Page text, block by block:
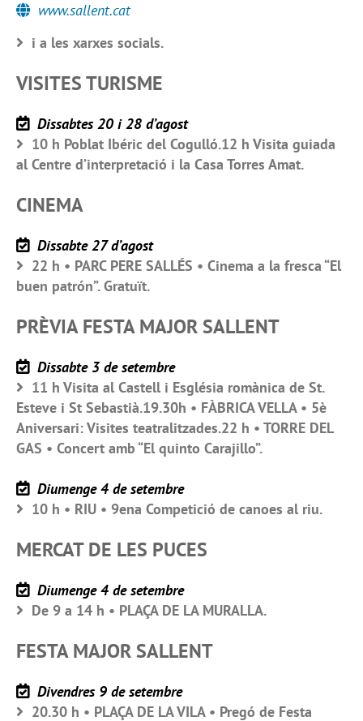
www.sallent.cat
i a les xarxes socials.
VISITES TURISME
Dissabtes 20 i 28 d’agost
10 h Poblat Ibéric del Cogulló.12 h Visita guiada
al Centre d’interpretació i la Casa Torres Amat.
CINEMA
Dissabte 27 d’agost
22 h • PARC PERE SALLÉS • Cinema a la fresca “El
buen patrón”. Gratuït.
PRÈVIA FESTA MAJOR SALLENT
Dissabte 3 de setembre
11 h Visita al Castell i Església romànica de St.
Esteve i St Sebastià.19.30h • FÀBRICA VELLA • 5è
Aniversari: Visites teatralitzades.22 h • TORRE DEL
GAS • Concert amb “El quinto Carajillo”.
Diumenge 4 de setembre
10 h • RIU • 9ena Competició de canoes al riu.
MERCAT DE LES PUCES
Diumenge 4 de setembre
De 9 a 14 h • PLAÇA DE LA MURALLA.
FESTA MAJOR SALLENT
Divendres 9 de setembre
20.30 h • PLAÇA DE LA VILA • Pregó de Festa